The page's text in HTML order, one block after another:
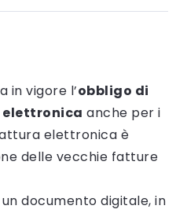
in vigore l’obbligo di
anche per i
elettronica è
delle vecchie fatture
documento digitale, in